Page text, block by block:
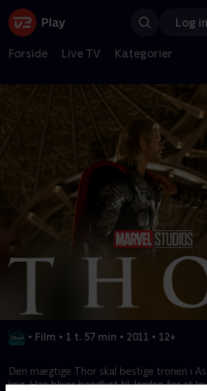
Log
Forside Live TV Kategorier
• Film • 1 t. 57 min • 2011 • 12+
Den mægtige Thor skal bestige tronen i
krig. Han bliver bandlyst til Jorden for at